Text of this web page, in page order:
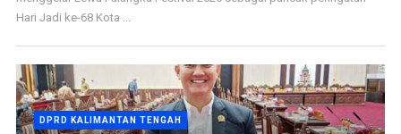
Hari Jadi ke-68 Kota ...
DPRD KALIMANTAN TENGAH